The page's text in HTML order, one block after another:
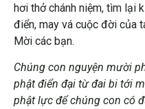
hơi thở chánh niệm, tìm lại
điển, may vá cuộc đời của
Mời các bạn.
Chúng con nguyện mười
phật điển đại từ đai bi tới
phật lực để chúng con có